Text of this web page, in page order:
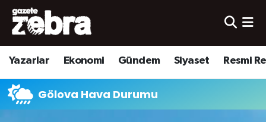
Yazarlar Ekonomi Gündem Siyaset Resmi
Gölova Hava Durumu
Yazarlar
Ekonomi
Kültür-Sanat
Nöbetçi Eczaneler
Hava Durumu
Trafik Durumu